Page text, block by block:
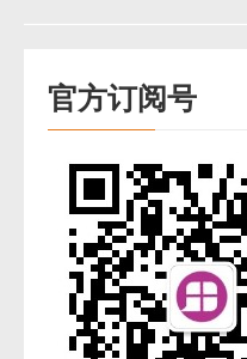
官方订阅号